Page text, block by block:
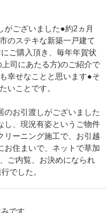
がございました●約2ヵ月
のステキな新築一戸建て
ご購入頂き、毎年年賀状
司にあたる方)のご紹介で
幸せなことと思います●そ
いことです。
のお引渡しがございました
し、現況有姿というご物件
リーニング施工で、お引越
お住まいで、ネットで草加
ご内覧、お決めになられ
でした。